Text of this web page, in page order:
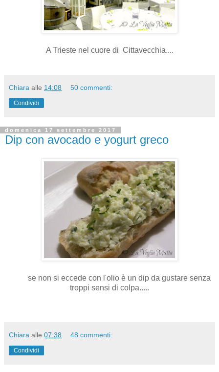
A Trieste nel cuore di Cittavecchia....
Chiara alle 14:08 50 commenti:
Condividi
domenica 17 settembre 2017
Dip con avocado e yogurt greco
se non si eccede con l'olio è un dip da gustare senza
troppi sensi di colpa.....
Chiara alle 07:38 48 commenti:
Condividi